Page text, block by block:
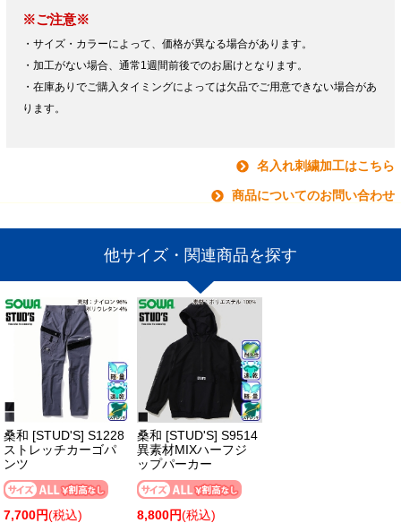
※ご注意※
・サイズ・カラーによって、価格が異なる場合があります。
・加工がない場合、通常1週間前後でのお届けとなります。
・在庫ありでご購入タイミングによっては欠品でご用意できない場合があ
ります。
名入れ刺繍加工はこちら
商品についてのお問い合わせ
他サイズ・関連商品を探す
桑和 [STUD'S] S1228
ストレッチカーゴパ
ンツ
7,700円(税込)
桑和 [STUD'S] S9514
異素材MIXハーフジ
ップパーカー
8,800円(税込)